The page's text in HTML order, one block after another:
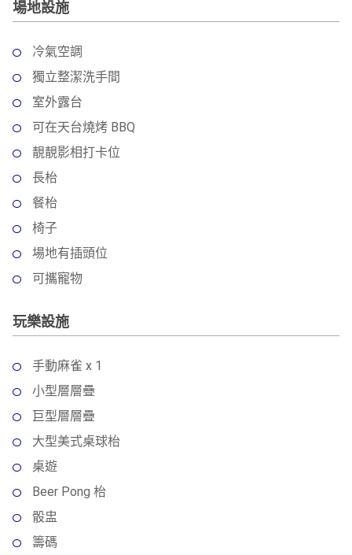
場地設施
冷氣空調
獨立整潔洗手間
室外露台
可在天台燒烤 BBQ
靚靚影相打卡位
長枱
餐枱
椅子
場地有插頭位
可攜寵物
玩樂設施
手動麻雀 x 1
小型層層疊
巨型層層疊
大型美式桌球枱
桌遊
Beer Pong 枱
骰盅
籌碼